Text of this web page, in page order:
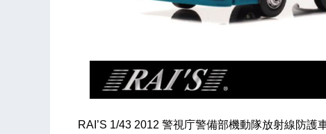
RAI’S 1/43 2012 警視庁警備部機動隊放射線防護